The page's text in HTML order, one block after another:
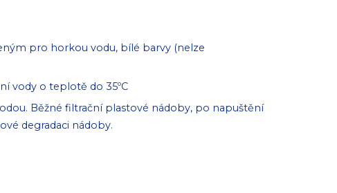
pro horkou vodu, bílé barvy (nelze
vody o teplotě do 35ºC
Běžné filtrační plastové nádoby, po napuštění
degradaci nádoby.